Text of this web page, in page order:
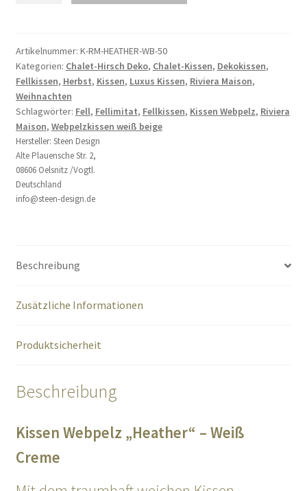
Fur
Pillow
50
cm
Riviera
Maison
Menge
Artikelnummer: K-RM-HEATHER-WB-50
Kategorien: Chalet-Hirsch Deko, Chalet-Kissen, Dekokissen,
Fellkissen, Herbst, Kissen, Luxus Kissen, Riviera Maison,
Weihnachten
Schlagwörter: Fell, Fellimitat, Fellkissen, Kissen Webpelz, Riviera
Maison, Webpelzkissen weiß beige
Hersteller: Steen Design
Alte Plauensche Str. 2,
08606 Oelsnitz /Vogtl.
Deutschland
info@steen-design.de
Beschreibung
Zusätzliche Informationen
Produktsicherheit
Beschreibung
Kissen Webpelz „Heather“ – Weiß
Creme